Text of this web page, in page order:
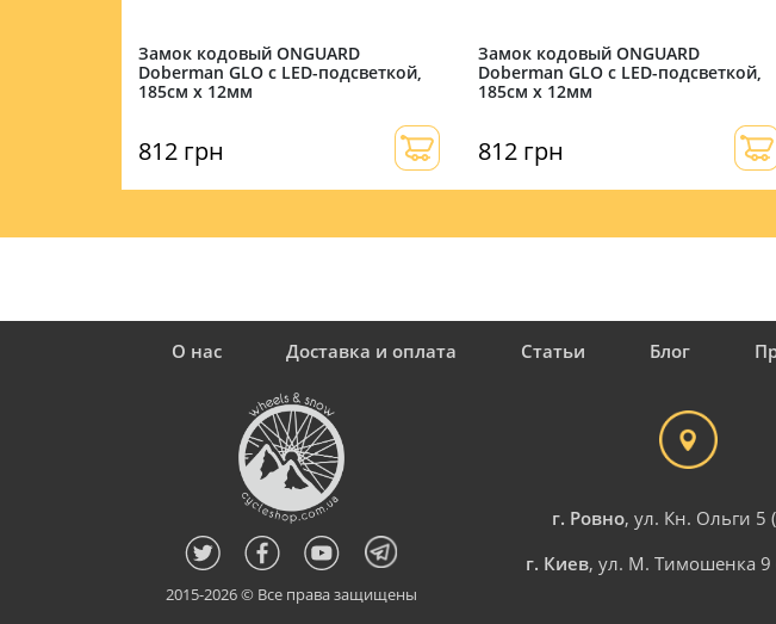
Замок кодовый ONGUARD
Doberman GLO с LED-подсветкой,
185см х 12мм
812 грн
Замок кодовый ONGUARD
Doberman GLO с LED-подсветкой,
185см х 12мм
812 грн
О нас Доставка и оплата Статьи Блог
2015-2026 © Все права защищены
г. Ровно, ул. Кн. Ольги 5
г. Киев, ул. М. Тимошенка